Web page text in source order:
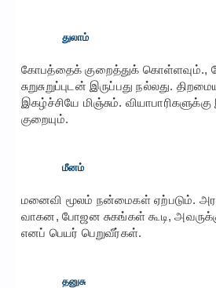
துலாம்
கோபத்தைக் குறைத்துக் கொள்ளவும்.,
சுறுசுறுப்புடன் இருப்பது நல்லது.
இகழ்ச்சியே மிஞ்சும்.
குறையும்.
மீனம்
மனைவி மூலம் நன்மைகள் ஏற்படும்.
வாகன, போஜன சுகங்கள் கூடி,
எனப் பெயர் பெறுவீர்கள்.
தனுசு